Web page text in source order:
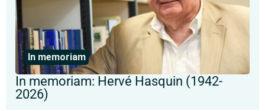
In memoriam
In memoriam: Hervé Hasquin (1942-
2026)